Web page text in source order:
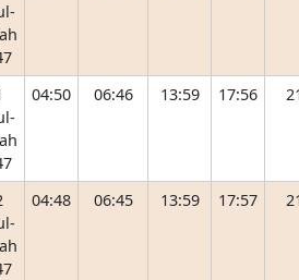
04:50 06:46 13:59 17:56
04:48 06:45 13:59 17:57